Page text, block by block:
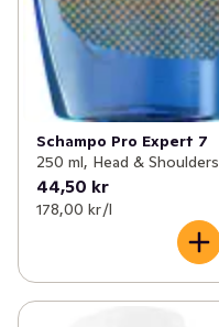
Schampo Pro Expert 7
250 ml, Head & Shoulders
44,50 kr
178,00 kr /l